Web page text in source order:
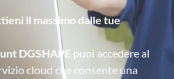
il massimo dalle tue
DGSHAPE puoi accedere al
cloud che consente una